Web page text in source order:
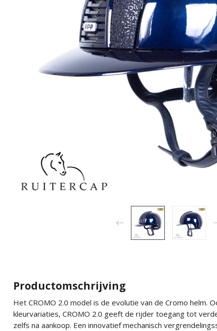
Productomschrijving
Het CROMO 2.0 model is de evolutie van de Cromo helm.
kleurvariaties, CROMO 2.0 geeft de rijder toegang tot
zelfs na aankoop. Een innovatief mechanisch